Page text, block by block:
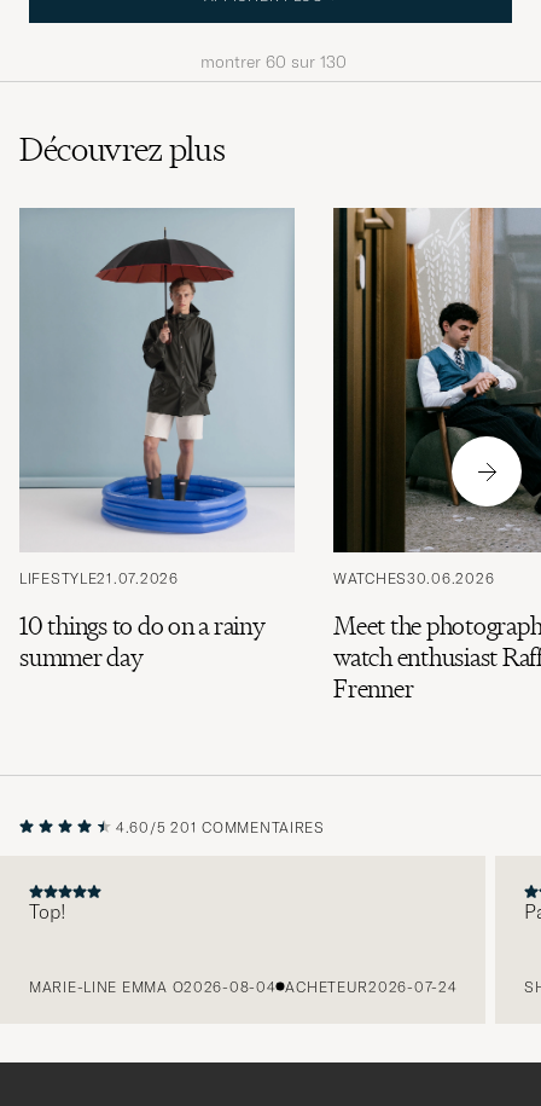
montrer 60 sur 130
Découvrez plus
LIFESTYLE21.07.2026
10 things to do on a rainy
summer day
WATCHES30.06.2026
Meet the
watch enthusiast
Frenner
4.60/5 201 COMMENTAIRES
Top!
MARIE-LINE EMMA O2026-08-04 ACHETEUR2026-07-24